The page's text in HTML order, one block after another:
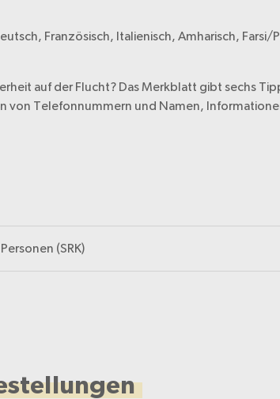
Französisch, Italienisch, Amharisch,
auf der Flucht? Das Merkblatt gibt sechs
von Telefonnummern und Namen,
(SRK)